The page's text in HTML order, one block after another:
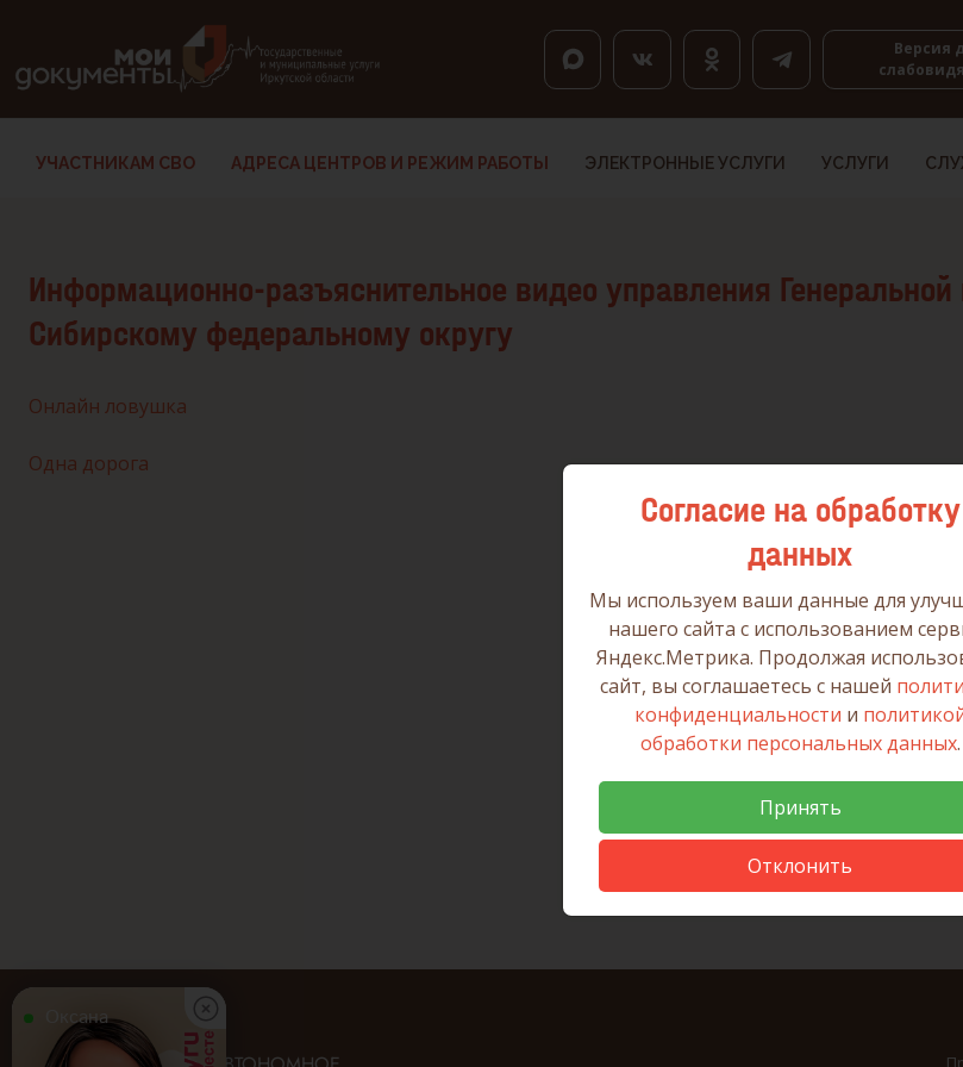
Оксана
Версия
УЧАСТНИКАМ СВО АДРЕСА ЦЕНТРОВ И РЕЖИМ РАБОТЫ ЭЛЕКТРОННЫЕ УСЛУГИ УСЛУГИ
Информационно-разъяснительное видео управления
Сибирскому федеральному округу
Онлайн ловушка
Одна дорога
Вернуться к списку
Согласие на обработку
данных
Мы используем ваши данные для
нашего сайта с использованием
Яндекс.Метрика. Продолжая
сайт, вы соглашаетесь с нашей
конфиденциальности и
обработки персональных данных.
Принять
Отклонить